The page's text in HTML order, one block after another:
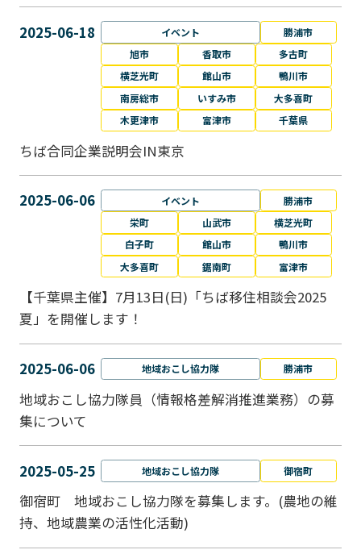
2025-06-18 イベント
勝浦市
旭市
香取市
多古町
横芝光町
館山市
鴨川市
南房総市
いすみ市
大多喜町
木更津市
富津市 千葉県
ちば合同企業説明会IN東京
2025-06-06 イベント
勝浦市
栄町
山武市
横芝光町
白子町
館山市
鴨川市
大多喜町
鋸南町 富津市
【千葉県主催】7月13日(日)「ちば移住相談会2025
夏」を開催します！
2025-06-06 地域おこし協力隊 勝浦市
地域おこし協力隊員（情報格差解消推進業務）の募
集について
2025-05-25 地域おこし協力隊 御宿町
御宿町 地域おこし協力隊を募集します。(農地の維
持、地域農業の活性化活動)